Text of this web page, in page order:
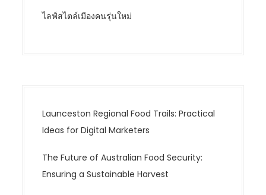
ไลฟ์สไตล์เมืองคนรุ่นใหม่
Launceston Regional Food Trails: Practical
Ideas for Digital Marketers
The Future of Australian Food Security:
Ensuring a Sustainable Harvest